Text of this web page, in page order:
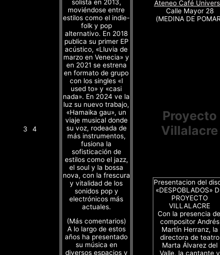
3 4
solista en 2013,
moviéndose entre
estilos como el indie-
folk y pop
alternativo. En 2018
publica su primer EP
acústico, «Lluvia de
marzo en Venecia» y
en 2021 se estrena
en formato de grupo
con los singles «I
used to» y «casi
nada». En 2024 ve la
luz su nuevo trabajo,
«Hamaika gau», un
viaje musical donde
su voz, rodeada de
más instrumentos,
fusiona la
sofisticación de
estilos como el jazz,
el soul y la bossa
nova, con la frescura
y vitalidad de los
sonidos pop y
electrónicos más
actuales.
(Más comentarios)
A lo largo de estos
años ha presentado
su música en
diversos espacios y
Ateneo Café
Calle Mayor 28
(MEDINA DE
Proyecto
Villalacre
Presentacion del
«DESPOBLADOS»
PROYECTO
VILLALACRE
Con la presencia
compositor Andrés
Martín Herranz, la
directora de teatro
Marta Álvarez del
Valle, la cantante y